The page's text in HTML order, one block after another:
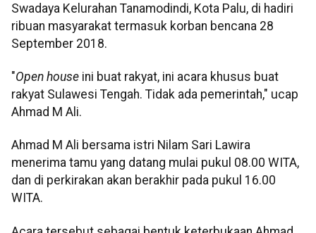
Swadaya Kelurahan Tanamodindi, Kota Palu, di hadiri
ribuan masyarakat termasuk korban bencana 28
September 2018.
"Open house ini buat rakyat, ini acara khusus buat
rakyat Sulawesi Tengah. Tidak ada pemerintah," ucap
Ahmad M Ali.
Ahmad M Ali bersama istri Nilam Sari Lawira
menerima tamu yang datang mulai pukul 08.00 WITA,
dan di perkirakan akan berakhir pada pukul 16.00
WITA.